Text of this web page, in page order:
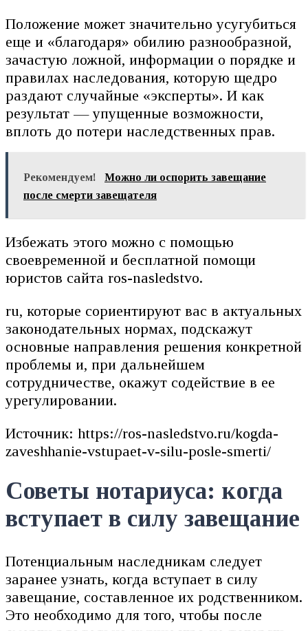
Положение может значительно усугубиться
еще и «благодаря» обилию разнообразной,
зачастую ложной, информации о порядке и
правилах наследования, которую щедро
раздают случайные «эксперты». И как
результат — упущенные возможности,
вплоть до потери наследственных прав.
Рекомендуем!
Можно ли оспорить завещание
после смерти завещателя
Избежать этого можно с помощью
своевременной и бесплатной помощи
юристов сайта ros-nasledstvo.
ru, которые сориентируют вас в актуальных
законодательных нормах, подскажут
основные направления решения конкретной
проблемы и, при дальнейшем
сотрудничестве, окажут содействие в ее
урегулировании.
Источник: https://ros-nasledstvo.ru/kogda-
zaveshhanie-vstupaet-v-silu-posle-smerti/
Советы нотариуса: когда
вступает в силу завещание
Потенциальным наследникам следует
заранее узнать, когда вступает в силу
завещание, составленное их родственником.
Это необходимо для того, чтобы после